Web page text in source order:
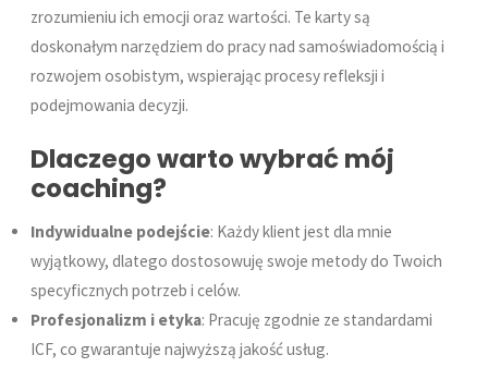
zrozumieniu ich emocji oraz wartości. Te karty są
doskonałym narzędziem do pracy nad samoświadomością i
rozwojem osobistym, wspierając procesy refleksji i
podejmowania decyzji.
Dlaczego warto wybrać mój
coaching?
Indywidualne podejście: Każdy klient jest dla mnie
wyjątkowy, dlatego dostosowuję swoje metody do Twoich
specyficznych potrzeb i celów.
Profesjonalizm i etyka: Pracuję zgodnie ze standardami
ICF, co gwarantuje najwyższą jakość usług.